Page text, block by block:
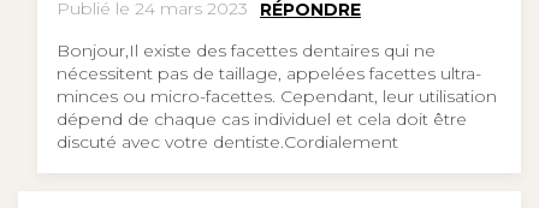
Publié le 24 mars 2023
RÉPONDRE
Bonjour,Il existe des facettes dentaires qui ne
nécessitent pas de taillage, appelées facettes ultra-
minces ou micro-facettes. Cependant, leur utilisation
dépend de chaque cas individuel et cela doit être
discuté avec votre dentiste.Cordialement